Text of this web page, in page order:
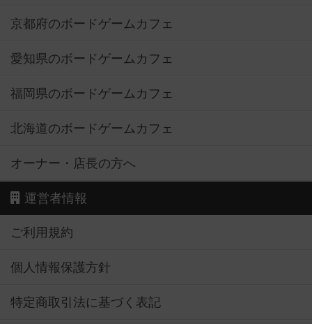
京都府のボードゲームカフェ
愛知県のボードゲームカフェ
福岡県のボードゲームカフェ
北海道のボードゲームカフェ
オーナー・店長の方へ
運営者情報
ご利用規約
個人情報保護方針
特定商取引法に基づく表記